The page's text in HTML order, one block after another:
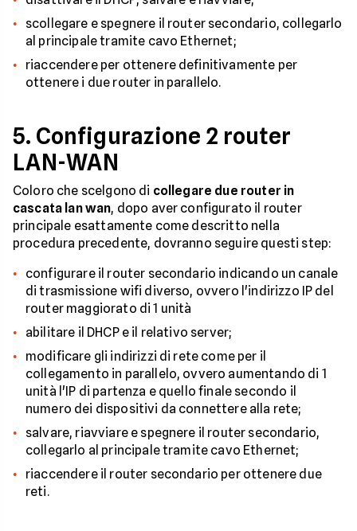
scollegare e spegnere il router secondario, collegarlo
al principale tramite cavo Ethernet;
riaccendere per ottenere definitivamente per
ottenere i due router in parallelo.
5. Configurazione 2 router
LAN-WAN
Coloro che scelgono di collegare due router in
cascata lan wan, dopo aver configurato il router
principale esattamente come descritto nella
procedura precedente, dovranno seguire questi step:
configurare il router secondario indicando un canale
di trasmissione wifi diverso, ovvero l'indirizzo IP del
router maggiorato di 1 unità
abilitare il DHCP e il relativo server;
modificare gli indirizzi di rete come per il
collegamento in parallelo, ovvero aumentando di 1
unità l'IP di partenza e quello finale secondo il
numero dei dispositivi da connettere alla rete;
salvare, riavviare e spegnere il router secondario,
collegarlo al principale tramite cavo Ethernet;
riaccendere il router secondario per ottenere due
reti.